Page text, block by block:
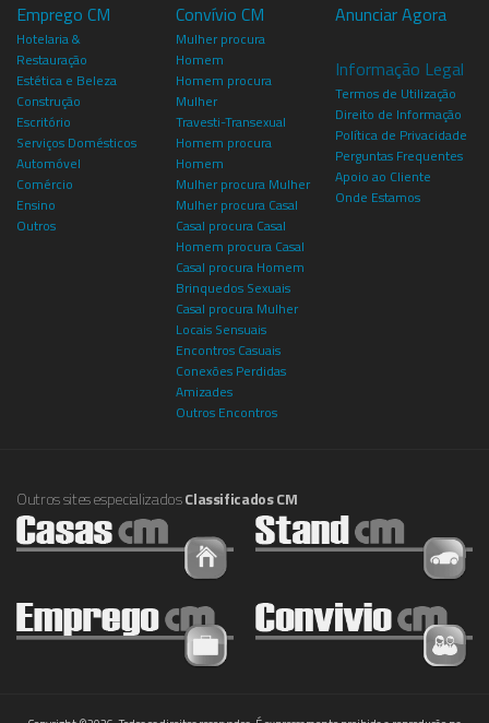
Emprego CM
Hotelaria &
Restauração
Estética e Beleza
Construção
Escritório
Serviços Domésticos
Automóvel
Comércio
Ensino
Outros
Convívio CM
Mulher procura
Homem
Homem procura
Mulher
Travesti-Transexual
Homem procura
Homem
Mulher procura Mulher
Mulher procura Casal
Casal procura Casal
Homem procura Casal
Casal procura Homem
Brinquedos Sexuais
Casal procura Mulher
Locais Sensuais
Encontros Casuais
Conexões Perdidas
Amizades
Outros Encontros
Anunciar Agora
Informação Legal
Termos de Utilização
Direito de Informação
Política de Privacidade
Perguntas Frequentes
Apoio ao Cliente
Onde Estamos
Outros sites especializadosClassificados CM